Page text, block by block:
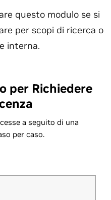
questo modulo se si
per scopi di ricerca o
interna.
per Richiedere
a seguito di una
per caso.